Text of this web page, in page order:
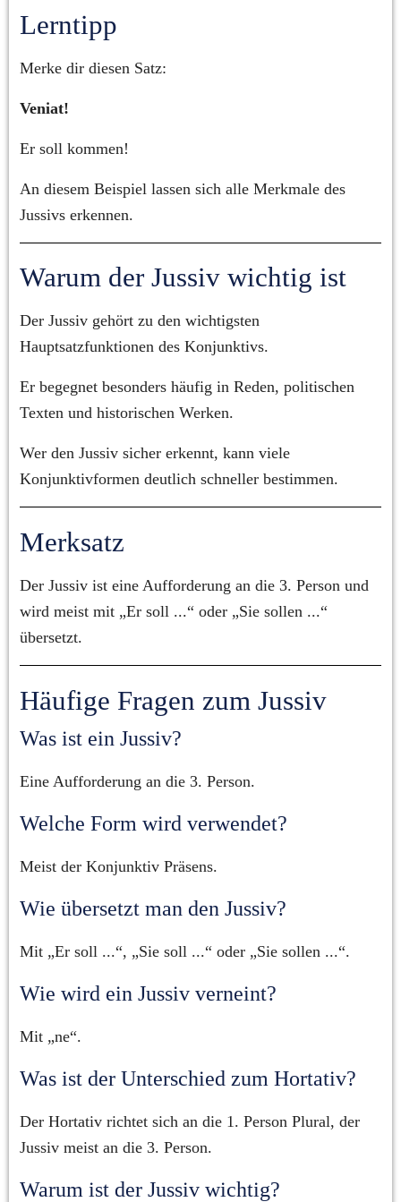
Lerntipp
Merke dir diesen Satz:
Veniat!
Er soll kommen!
An diesem Beispiel lassen sich alle Merkmale des
Jussivs erkennen.
Warum der Jussiv wichtig ist
Der Jussiv gehört zu den wichtigsten
Hauptsatzfunktionen des Konjunktivs.
Er begegnet besonders häufig in Reden, politischen
Texten und historischen Werken.
Wer den Jussiv sicher erkennt, kann viele
Konjunktivformen deutlich schneller bestimmen.
Merksatz
Der Jussiv ist eine Aufforderung an die 3. Person und
wird meist mit „Er soll ...“ oder „Sie sollen ...“
übersetzt.
Häufige Fragen zum Jussiv
Was ist ein Jussiv?
Eine Aufforderung an die 3. Person.
Welche Form wird verwendet?
Meist der Konjunktiv Präsens.
Wie übersetzt man den Jussiv?
Mit „Er soll ...“, „Sie soll ...“ oder „Sie sollen ...“.
Wie wird ein Jussiv verneint?
Mit „ne“.
Was ist der Unterschied zum Hortativ?
Der Hortativ richtet sich an die 1. Person Plural, der
Jussiv meist an die 3. Person.
Warum ist der Jussiv wichtig?